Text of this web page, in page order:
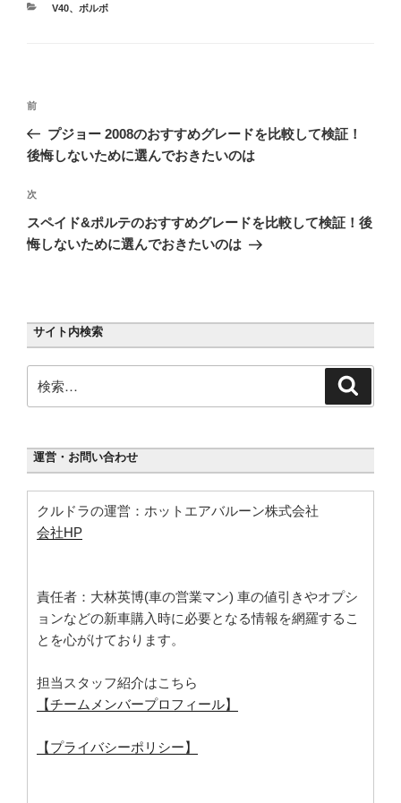
カ
V40、 ボルボ
投
ナ
ゲ
ー
シ
前
の
投
前
プジョー 2008のおすすめグレードを比較して検証！
後悔しないために選んでおきたいのは
次
の
投
次
スペイド&ポルテのおすすめグレードを比較して検証！後
悔しないために選んでおきたいのは
サイト内検索
索:
運営・お問い合わせ
クルドラの運営：ホットエアバルーン株式会社
会社HP
責任者：大林英博(車の営業マン) 車の値引きやオプシ
ョンなどの新車購入時に必要となる情報を網羅するこ
とを心がけております。
担当スタッフ紹介はこちら
【チームメンバープロフィール】
【プライバシーポリシー】